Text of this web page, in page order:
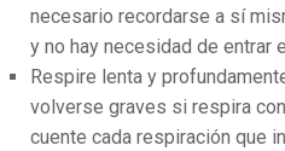
necesario recordarse a sí
y no hay necesidad de entrar
Respire lenta y
volverse graves si respira
cuente cada respiración que